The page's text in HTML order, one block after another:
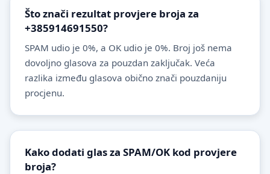
Što znači rezultat provjere broja za
+385914691550?
SPAM udio je 0%, a OK udio je 0%. Broj još nema
dovoljno glasova za pouzdan zaključak. Veća
razlika između glasova obično znači pouzdaniju
procjenu.
Kako dodati glas za SPAM/OK kod provjere
broja?